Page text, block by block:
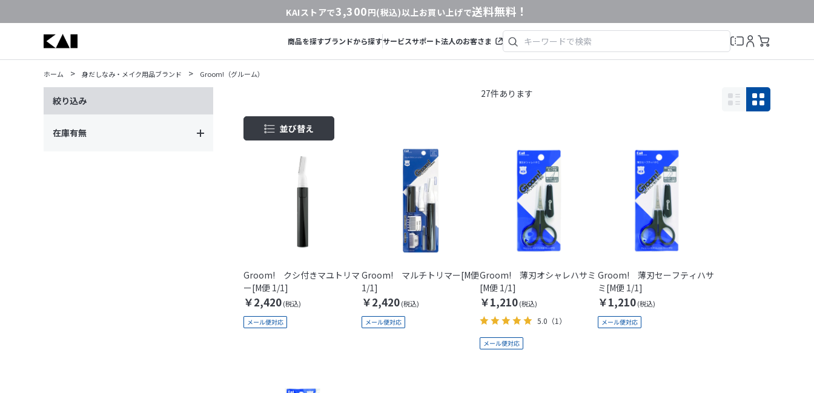
KAIストアで3,300円(税込)以上お買い上げで送料無料！
商品を探すブランドから探すサービスサポート法人のお客さま
ホーム > 身だしなみ・メイク用品ブランド > Groom!（グルーム）
絞り込み
在庫有無
並び替え
価格(高い順)
発売日＋商品名
27件あります
Groom! クシ付きマユトリマ
ー[M便 1/1]
￥2,420
Groom! マルチトリマー[M便
1/1]
￥2,420
Groom! 薄刃オシャレハサミ
[M便 1/1]
￥1,210
5.0 （1）
Groom! 薄刃セーフティハサ
ミ[M便 1/1]
￥1,210